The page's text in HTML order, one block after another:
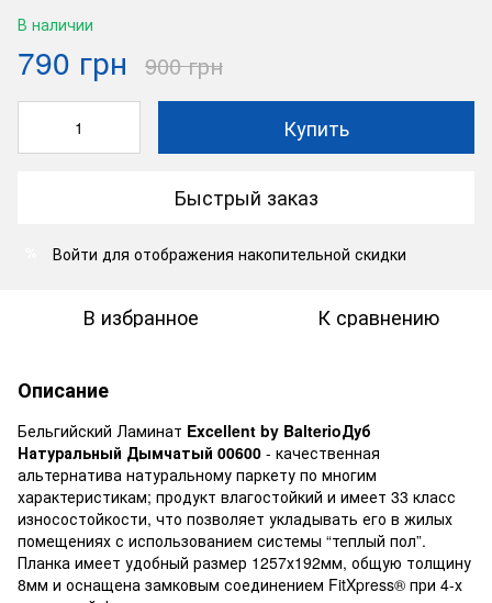
В наличии
790 грн 900 грн
Купить
Быстрый заказ
Войти для отображения накопительной скидки
В избранное К сравнению
Описание
Бельгийский Ламинат Excellent by BalterioДуб
Натуральный Дымчатый 00600 - качественная
альтернатива натуральному паркету по многим
характеристикам; продукт влагостойкий и имеет 33 класс
износостойкости, что позволяет укладывать его в жилых
помещениях с использованием системы “теплый пол”.
Планка имеет удобный размер 1257х192мм, общую толщину
8мм и оснащена замковым соединением FitXpress® при 4-х